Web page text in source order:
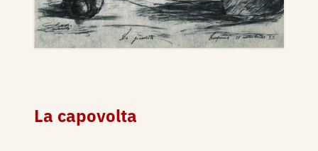
La capovolta